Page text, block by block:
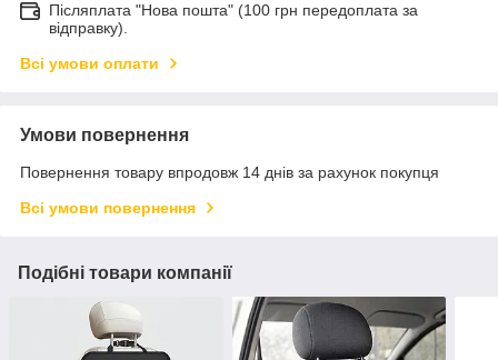
Післяплата "Нова пошта" (100 грн передоплата за
відправку).
Всі умови оплати
Умови повернення
Повернення товару впродовж 14 днів за рахунок покупця
Всі умови повернення
Подібні товари компанії